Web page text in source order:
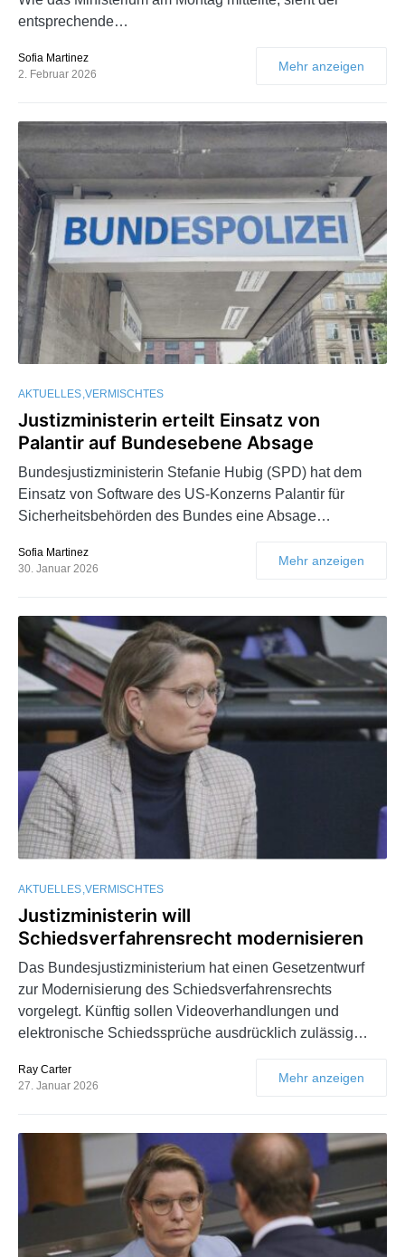
entsprechende…
Sofia Martinez
2. Februar 2026
Mehr anzeigen
AKTUELLES VERMISCHTES
Justizministerin erteilt Einsatz von
Palantir auf Bundesebene Absage
Bundesjustizministerin Stefanie Hubig (SPD) hat dem
Einsatz von Software des US-Konzerns Palantir für
Sicherheitsbehörden des Bundes eine Absage…
Sofia Martinez
30. Januar 2026
Mehr anzeigen
AKTUELLES VERMISCHTES
Justizministerin will
Schiedsverfahrensrecht modernisieren
Das Bundesjustizministerium hat einen Gesetzentwurf
zur Modernisierung des Schiedsverfahrensrechts
vorgelegt. Künftig sollen Videoverhandlungen und
elektronische Schiedssprüche ausdrücklich zulässig…
Ray Carter
27. Januar 2026
Mehr anzeigen